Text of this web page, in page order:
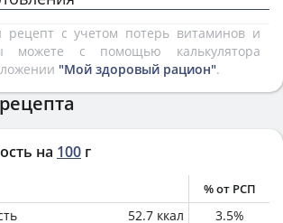
рецепт с учетом потерь витаминов и
можете с помощью калькулятора
"Мой здоровый рацион".
на 100 г
% от РСП
52.7 ккал 3.5%